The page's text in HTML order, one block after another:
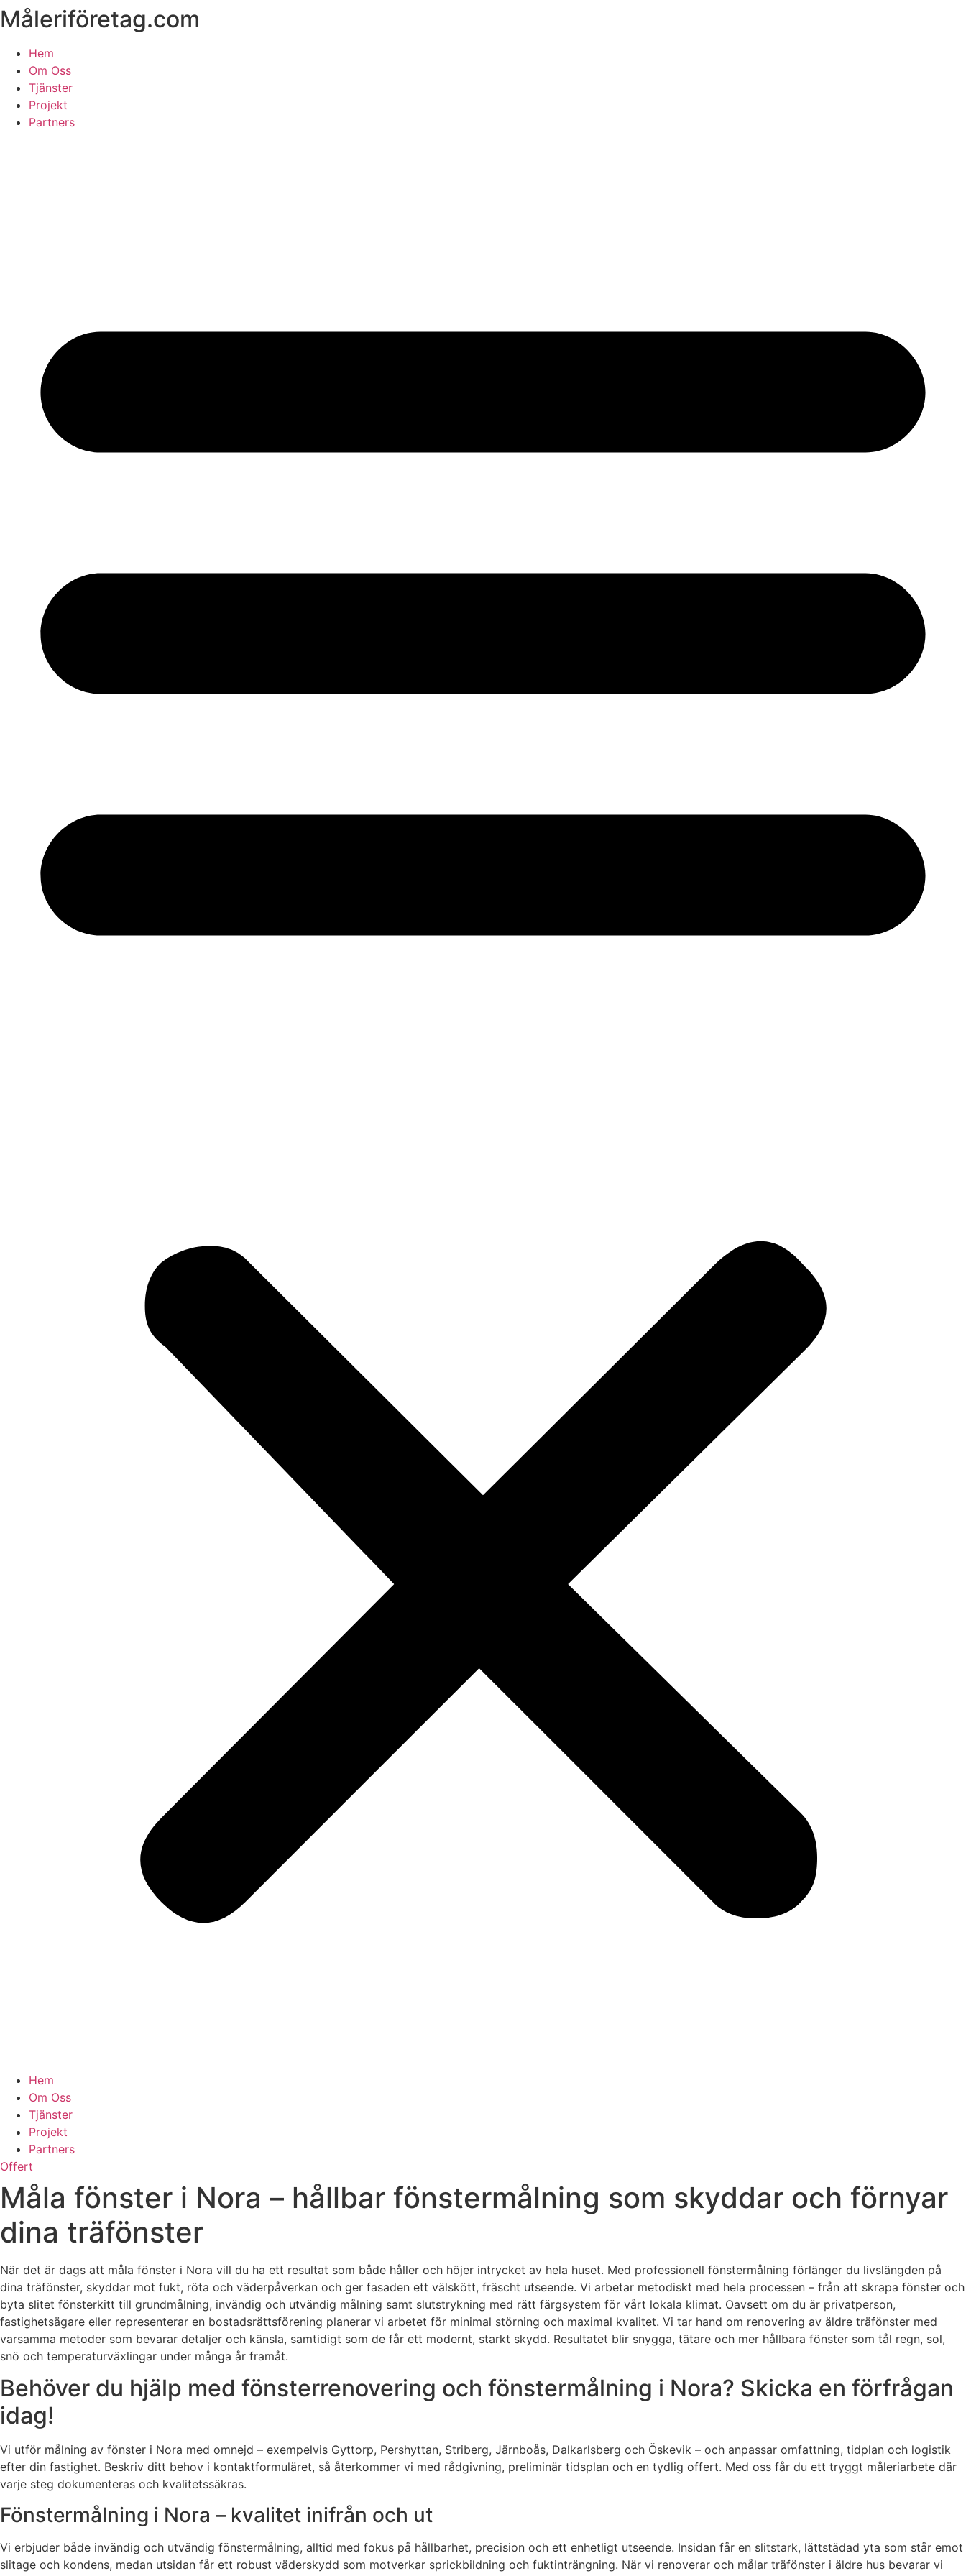
Skip
to
content
Måleriföretag.com
Hem
Om Oss
Tjänster
Projekt
Partners
Hem
Om Oss
Tjänster
Projekt
Partners
Offert
Måla fönster i Nora – hållbar fönstermålning som skyddar och förnyar
dina träfönster
När det är dags att måla fönster i Nora vill du ha ett resultat som både håller och höjer intrycket av hela huset. Med professionell fönstermålning förlänger du livslängden på
dina träfönster, skyddar mot fukt, röta och väderpåverkan och ger fasaden ett välskött, fräscht utseende. Vi arbetar metodiskt med hela processen – från att skrapa fönster och
byta slitet fönsterkitt till grundmålning, invändig och utvändig målning samt slutstrykning med rätt färgsystem för vårt lokala klimat. Oavsett om du är privatperson,
fastighetsägare eller representerar en bostadsrättsförening planerar vi arbetet för minimal störning och maximal kvalitet. Vi tar hand om renovering av äldre träfönster med
varsamma metoder som bevarar detaljer och känsla, samtidigt som de får ett modernt, starkt skydd. Resultatet blir snygga, tätare och mer hållbara fönster som tål regn, sol,
snö och temperaturväxlingar under många år framåt.
Behöver du hjälp med fönsterrenovering och fönstermålning i Nora? Skicka en förfrågan
idag!
Vi utför målning av fönster i Nora med omnejd – exempelvis Gyttorp, Pershyttan, Striberg, Järnboås, Dalkarlsberg och Öskevik – och anpassar omfattning, tidplan och logistik
efter din fastighet. Beskriv ditt behov i kontaktformuläret, så återkommer vi med rådgivning, preliminär tidsplan och en tydlig offert. Med oss får du ett tryggt måleriarbete där
varje steg dokumenteras och kvalitetssäkras.
Fönstermålning i Nora – kvalitet inifrån och ut
Vi erbjuder både invändig och utvändig fönstermålning, alltid med fokus på hållbarhet, precision och ett enhetligt utseende. Insidan får en slitstark, lättstädad yta som står emot
slitage och kondens, medan utsidan får ett robust väderskydd som motverkar sprickbildning och fuktinträngning. När vi renoverar och målar träfönster i äldre hus bevarar vi